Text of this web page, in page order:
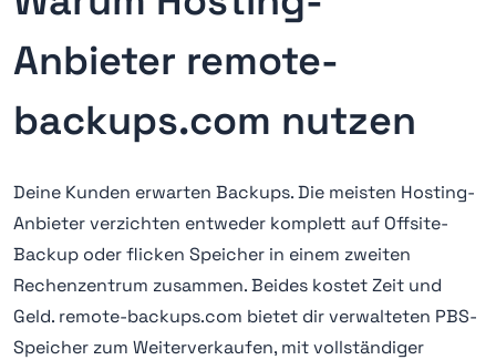
Anbieter remote-
backups.com nutzen
Deine Kunden erwarten Backups. Die meisten Hosting-
Anbieter verzichten entweder komplett auf Offsite-
Backup oder flicken Speicher in einem zweiten
Rechenzentrum zusammen. Beides kostet Zeit und
Geld. remote-backups.com bietet dir verwalteten PBS-
Speicher zum Weiterverkaufen, mit vollständiger